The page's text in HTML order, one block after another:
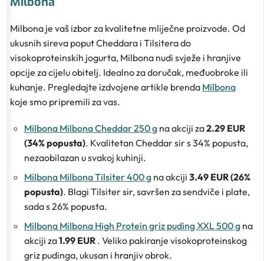
Milbona je vaš izbor za kvalitetne mliječne proizvode. Od
ukusnih sireva poput Cheddara i Tilsitera do
visokoproteinskih jogurta, Milbona nudi svježe i hranjive
opcije za cijelu obitelj. Idealno za doručak, međuobroke ili
kuhanje. Pregledajte izdvojene artikle brenda Milbona
koje smo pripremili za vas.
Milbona Milbona Cheddar 250 g na akciji za2.29 EUR
(34% popusta). Kvalitetan Cheddar sir s 34% popusta,
nezaobilazan u svakoj kuhinji.
Milbona Milbona Tilsiter 400 g na akciji 3.49 EUR (26%
popusta). Blagi Tilsiter sir, savršen za sendviče i plate,
sada s 26% popusta.
Milbona Milbona High Protein griz puding XXL 500 g na
akciji za1.99 EUR . Veliko pakiranje visokoproteinskog
griz pudinga, ukusan i hranjiv obrok.